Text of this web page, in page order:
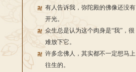
有人告诉我，弥陀殿的佛像还没有
开光。
众生总是认为这个肉身是“我”，很
难放下它。
许多念佛人，其实都不一定想马上
往生的。